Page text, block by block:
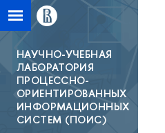
НАУЧНО-УЧЕБНАЯ
ЛАБОРАТОРИЯ
ПРОЦЕССНО-
ОРИЕНТИРОВАННЫХ
ИНФОРМАЦИОННЫХ
СИСТЕМ (ПОИС)